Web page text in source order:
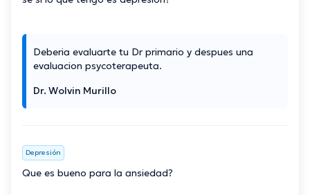
Deberia evaluarte tu Dr primario y despues una
evaluacion psycoterapeuta.
Dr. Wolvin Murillo
Depresión
Que es bueno para la ansiedad?